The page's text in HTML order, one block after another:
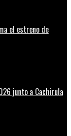
el estreno de
junto a Cachirula